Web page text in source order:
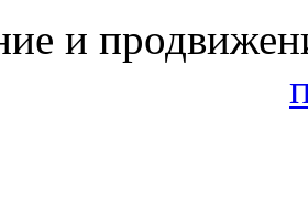
и